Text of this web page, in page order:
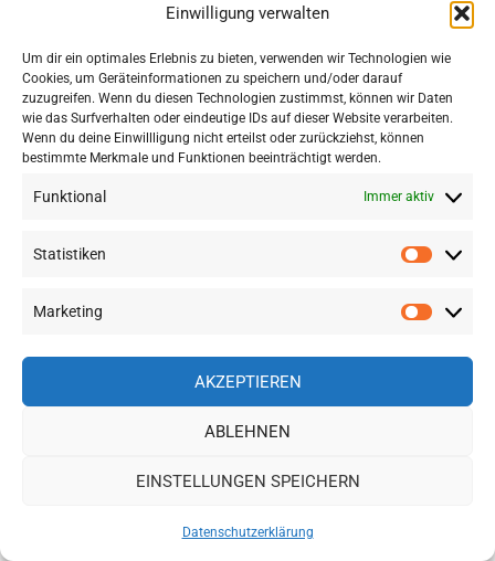
Einwilligung verwalten
Um dir ein optimales Erlebnis zu bieten, verwenden wir Technologien wie
Cookies, um Geräteinformationen zu speichern und/oder darauf
zuzugreifen. Wenn du diesen Technologien zustimmst, können wir Daten
wie das Surfverhalten oder eindeutige IDs auf dieser Website verarbeiten.
Wenn du deine Einwillligung nicht erteilst oder zurückziehst, können
bestimmte Merkmale und Funktionen beeinträchtigt werden.
Funktional Immer aktiv
Statistiken
Marketing
AKZEPTIEREN
ABLEHNEN
EINSTELLUNGEN SPEICHERN
Datenschutzerklärung
Philippinen Visum(3)
Strände(16)
Thailand Visum(14)
Tipps(49)
Vietnam Visum (6)
Vorbereitungen
EXKLUSIV BEI AMAZON: DIE PERFEKTE
NACH SÜDOSTASIEN – INKL. BEST PRACTICE